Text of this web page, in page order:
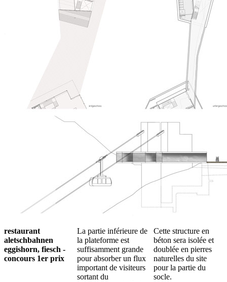
restaurant
aletschbahnen
eggishorn, fiesch -
concours 1er prix
La partie inférieure de
la plateforme est
suffisamment grande
pour absorber un flux
important de visiteurs
sortant du
Cette structure en
béton sera isolée et
doublée en pierres
naturelles du site
pour la partie du
socle.